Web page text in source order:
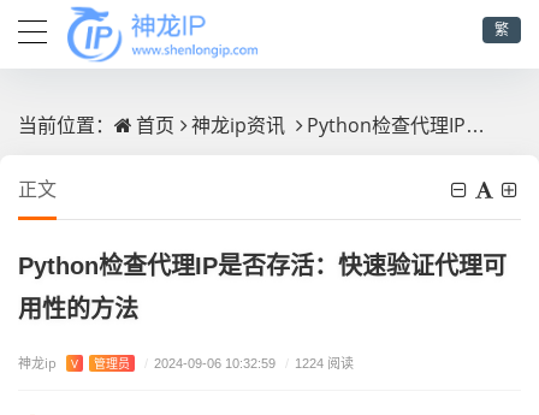
繁
当前位置： 首页 神龙ip资讯 Python检查代理IP是否存活：快速验证代理可用性的方法
正文
Python检查代理IP是否存活：快速验证代理可
用性的方法
神龙ip V 管理员 / 2024-09-06 10:32:59 / 1224 阅读